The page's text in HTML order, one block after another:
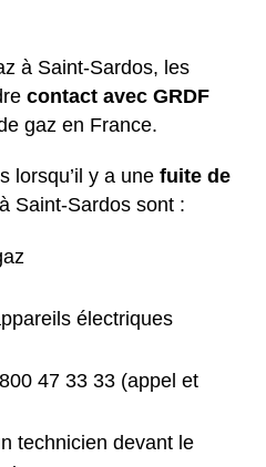
à Saint-Sardos, les
contact avec GRDF
gaz en France.
lorsqu’il y a une fuite de
Saint-Sardos sont :
électriques
47 33 33 (appel et
technicien devant le